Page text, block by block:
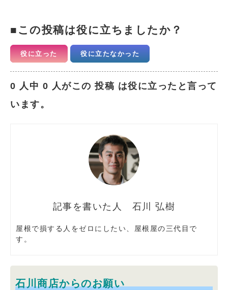
この投稿は役に立ちましたか？
役に立った 役に立たなかった
0 人中 0 人がこの 投稿 は役に立ったと言って
います。
石川 弘樹
屋根で損する人をゼロにしたい、屋根屋の三代目で
す。
石川商店からのお願い